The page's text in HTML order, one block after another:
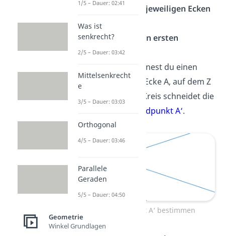
von Z zu den jeweiligen Ecken
Bestimme den ersten
Bildpunkt:
Danach zeichnest du einen
Kreis um die Ecke A, auf dem Z
liegt. Dieser Kreis schneidet die
Bildpunkt A‘.
Bildpunkt A‘ bestimmen
1/5 – Dauer: 02:41
Was ist
senkrecht?
2/5 – Dauer: 03:42
Mittelsenkrecht
e
3/5 – Dauer: 03:03
Orthogonal
4/5 – Dauer: 03:46
Parallele
Geraden
5/5 – Dauer: 04:50
Geometrie
Winkel Grundlagen